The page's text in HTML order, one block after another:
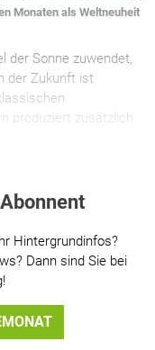
Monaten als Weltneuheit
der Sonne zuwendet,
der Zukunft ist
produziert zusätzlich
Hintergrundinfos?
Dann sind Sie bei